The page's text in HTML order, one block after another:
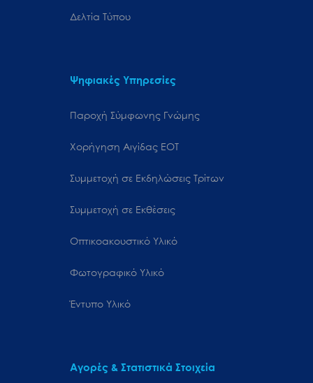
Δελτία Τύπου
Ψηφιακές Υπηρεσίες
Παροχή Σύμφωνης Γνώμης
Χορήγηση Αιγίδας ΕΟΤ
Συμμετοχή σε Εκδηλώσεις Τρίτων
Συμμετοχή σε Εκθέσεις
Οπτικοακουστικό Υλικό
Φωτογραφικό Υλικό
Έντυπο Υλικό
Αγορές & Στατιστικά Στοιχεία